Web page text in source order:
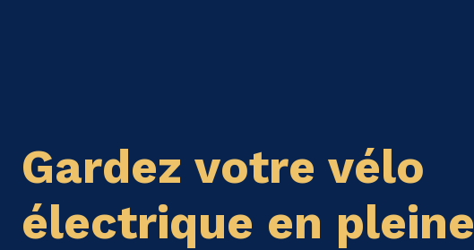
Gardez votre vélo
électrique en pleine